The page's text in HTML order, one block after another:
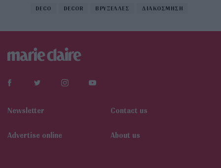
DECO DECOR ΒΡΥΞΕΛΛΕΣ ΔΙΑΚΟΣΜΗΣΗ
Newsletter Contact us
Αdvertise online About us